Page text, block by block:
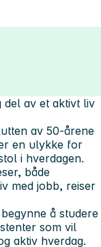
del av et aktivt liv
av 50-årene
en ulykke for
i hverdagen.
både
med jobb, reiser
å studere
som vil
aktiv hverdag.